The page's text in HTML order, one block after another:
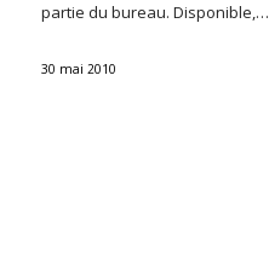
partie du bureau. Disponible,…
30 mai 2010